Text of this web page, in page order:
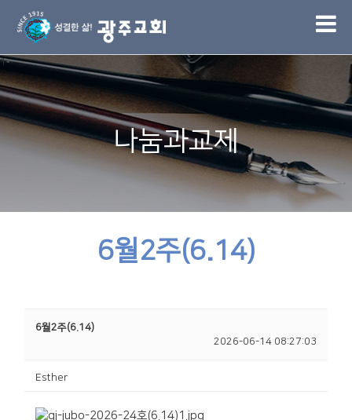
1
나눔과교제
6월2주(6.14)
6월2주(6.14)
2026-06-14 08:27:03
Esther